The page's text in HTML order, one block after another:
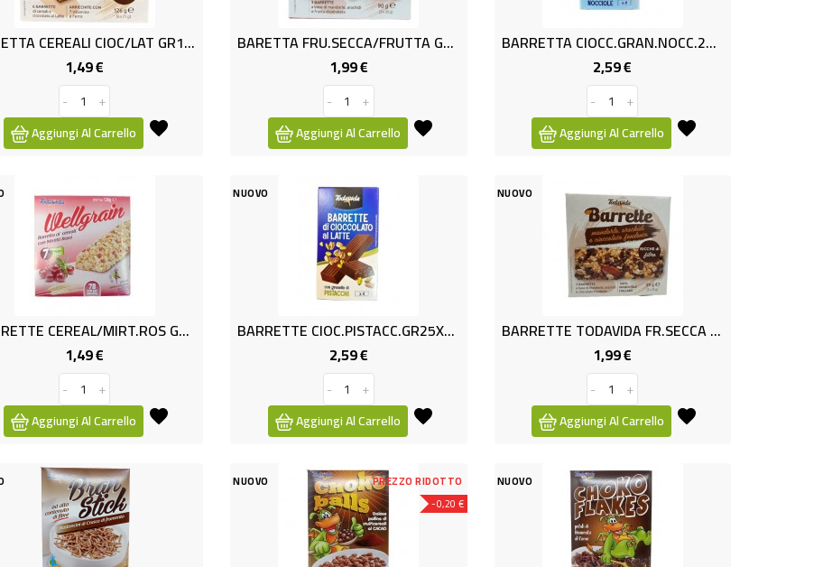
BARETTA CEREALI CIOC/LAT GR126
1,49 €
-
+
Aggiungi Al Carrello
BARETTA FRU.SECCA/FRUTTA GR.90
1,99 €Prezzo
-
+
Aggiungi Al Carrello
BARRETTA CIOCC.GRAN.NOCC.25X4
2,59 €
-
+
Aggiungi Al Carrello
BARRETTE CEREAL/MIRT.ROS GR126
1,49 €
-
+
Aggiungi Al Carrello
NUOVO
BARRETTE CIOC.PISTACC.GR25X4 T
2,59 €Prezzo
-
+
Aggiungi Al Carrello
NUOVO
BARRETTE TODAVIDA FR.SECCA G99
1,99 €
-
+
Aggiungi Al Carrello
NUOVO
-0,20 €
PREZZO RIDOTTO NUOVO